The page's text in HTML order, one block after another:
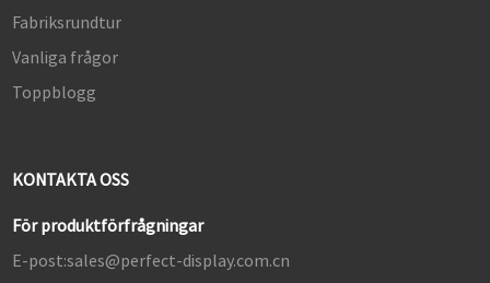
Fabriksrundtur
Vanliga frågor
Toppblogg
KONTAKTA OSS
För produktförfrågningar
E-post:sales@perfect-display.com.cn